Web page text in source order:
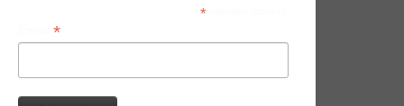
*indicates required
*